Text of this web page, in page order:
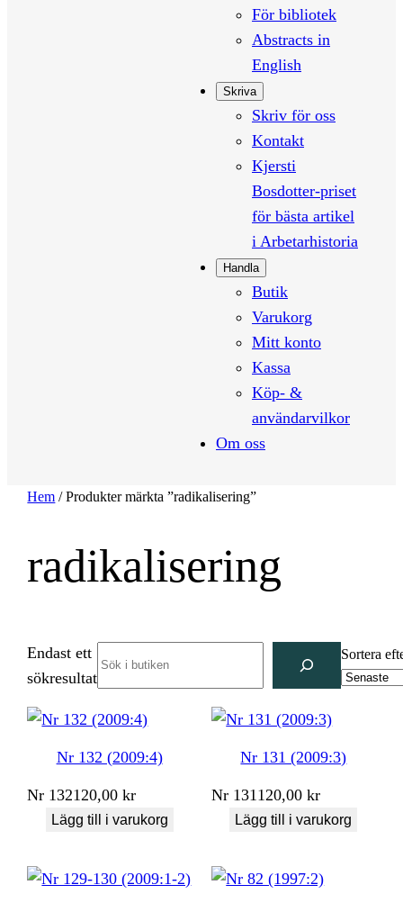
För bibliotek
Abstracts in
English
Skriva
Skriv för oss
Kontakt
Kjersti
Bosdotter-priset
för bästa artikel
i Arbetarhistoria
Handla
Butik
Varukorg
Mitt konto
Kassa
Köp- &
användarvilkor
Om oss
Hem / Produkter märkta ”radikalisering”
radikalisering
Endast ett
sökresultat
Sortera
Nr 132 (2009:4)
Nr 132120,00kr
Lägg till i varukorg
Nr 131 (2009:3)
Nr 131 120,00kr
Lägg till i varukorg